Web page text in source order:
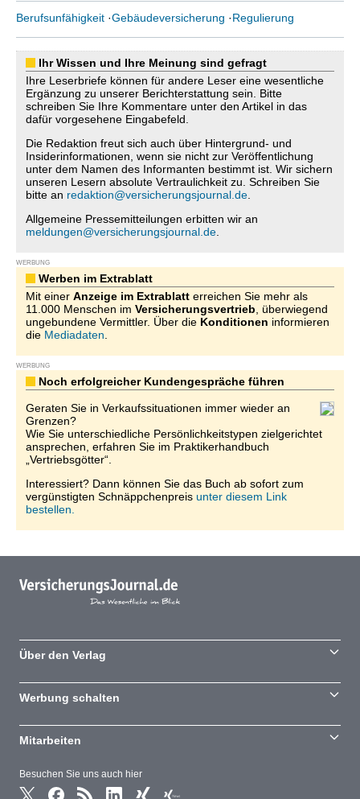
Berufsunfähigkeit ·Gebäudeversicherung ·Regulierung
Ihr Wissen und Ihre Meinung sind gefragt
Ihre Leserbriefe können für andere Leser eine wesentliche
Ergänzung zu unserer Berichterstattung sein. Bitte
schreiben Sie Ihre Kommentare unter den Artikel in das
dafür vorgesehene Eingabefeld.
Die Redaktion freut sich auch über Hintergrund- und
Insiderinformationen, wenn sie nicht zur Veröffentlichung
unter dem Namen des Informanten bestimmt ist. Wir sichern
unseren Lesern absolute Vertraulichkeit zu. Schreiben Sie
bitte an redaktion@versicherungsjournal.de
Allgemeine Pressemitteilungen erbitten wir an
meldungen@versicherungsjournal.de
WERBUNG
Werben im Extrablatt
Mit einer Anzeige im Extrablatt erreichen Sie mehr als
11.000 Menschen im Versicherungsvertrieb , überwiegend
ungebundene Vermittler. Über die Konditionen informieren
die Mediadaten
WERBUNG
Noch erfolgreicher Kundengespräche führen
Geraten Sie in Verkaufssituationen immer wieder an
Grenzen?
Wie Sie unterschiedliche Persönlichkeitstypen zielgerichtet
ansprechen, erfahren Sie im Praktikerhandbuch
„Vertriebsgötter“.
Interessiert? Dann können Sie das Buch ab sofort zum
vergünstigten Schnäppchenpreis unter diesem Link
bestellen.
Besuchen Sie uns auch hier
Über den Verlag
Werbung schalten
Mitarbeiten